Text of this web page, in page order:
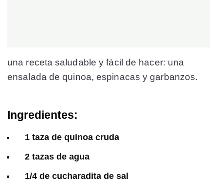
una receta saludable y fácil de hacer: una
ensalada de quinoa, espinacas y garbanzos.
Ingredientes:
1 taza de quinoa cruda
2 tazas de agua
1/4 de cucharadita de sal